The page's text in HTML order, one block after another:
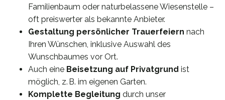
Familienbaum oder naturbelassene Wiesenstelle –
oft preiswerter als bekannte Anbieter.
Gestaltung persönlicher Trauerfeiern nach
Ihren Wünschen, inklusive Auswahl des
Wunschbaumes vor Ort.
Auch eine Beisetzung auf Privatgrund ist
möglich, z. B. im eigenen Garten.
Komplette Begleitung durch unser